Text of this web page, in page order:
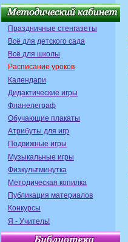
Праздничные стенгазеты
Всё для детского сада
Всё для школы
Расписание уроков
Календари
Дидактические игры
Фланелеграф
Обучающие плакаты
Атрибуты для игр
Подвижные игры
Музыкальные игры
Физкультминутка
Методическая копилка
Публикация материалов
Конкурсы
Я - Учитель!